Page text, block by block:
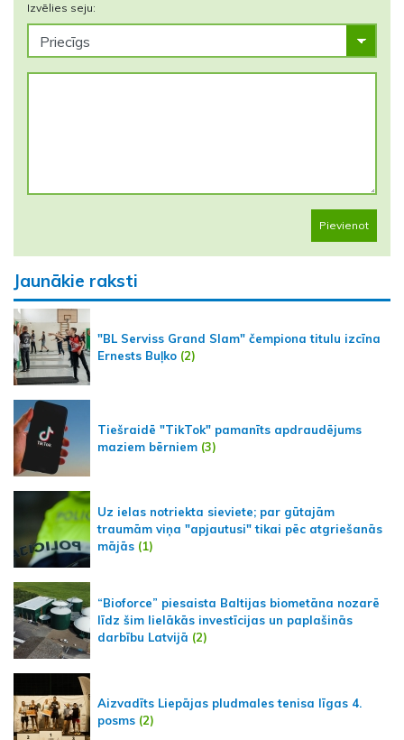
Izvēlies seju:
Pievienot
Jaunākie raksti
"BL Serviss Grand Slam" čempiona titulu izcīna
Ernests Buļko (2)
Tiešraidē "TikTok" pamanīts apdraudējums
maziem bērniem (3)
Uz ielas notriekta sieviete; par gūtajām
traumām viņa "apjautusi" tikai pēc atgriešanās
mājās (1)
“Bioforce” piesaista Baltijas biometāna nozarē
līdz šim lielākās investīcijas un paplašinās
darbību Latvijā (2)
Aizvadīts Liepājas pludmales tenisa līgas 4.
posms (2)